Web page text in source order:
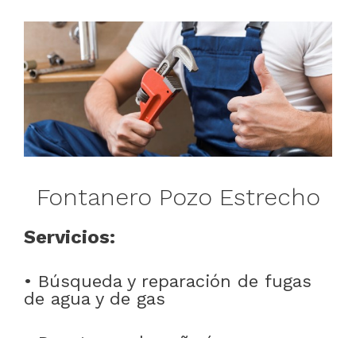
Fontanero Pozo Estrecho
Servicios:
• Búsqueda y reparación de fugas
de agua y de gas